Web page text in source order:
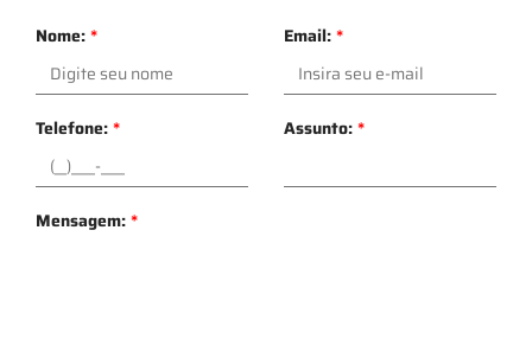
Nome:* Email:*
Telefone:* Assunto:*
Mensagem:*